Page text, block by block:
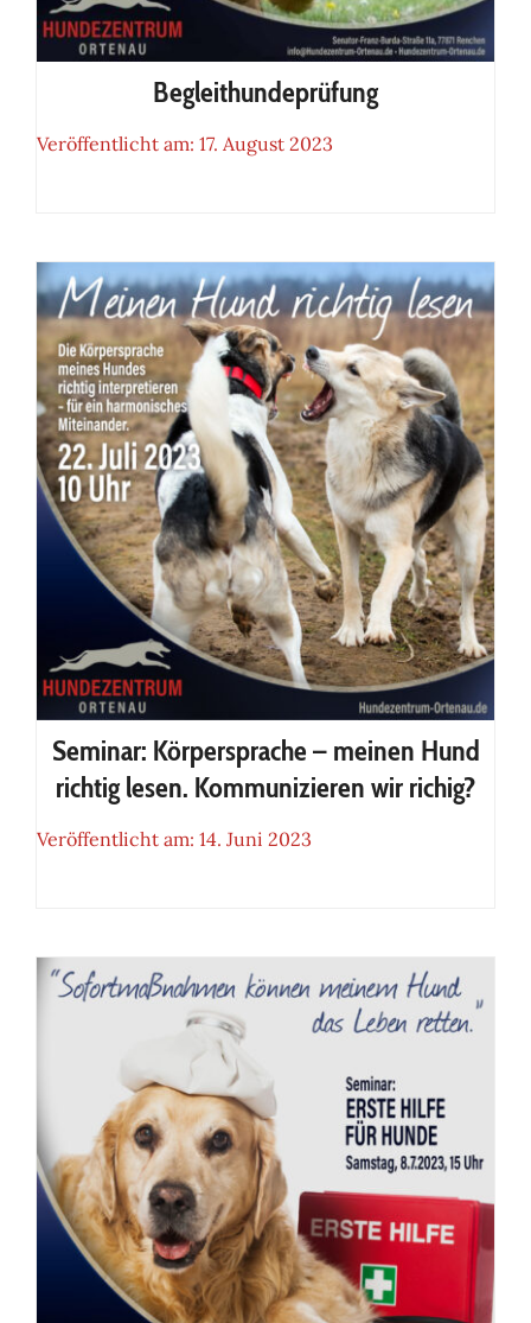
Begleithundeprüfung
Begleithundeprüfung
Veröffentlicht am: 17. August 2023
meinen Hund richtig lesen.
Kommunizieren wir richig?
Seminar: Körpersprache – meinen Hund
richtig lesen. Kommunizieren wir richig?
Veröffentlicht am: 14. Juni 2023